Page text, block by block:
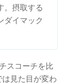
。摂取する
ダイマック
スコーチを比
見た目が変わ